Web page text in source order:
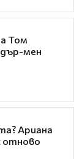
Том
мен
Ариана
отново